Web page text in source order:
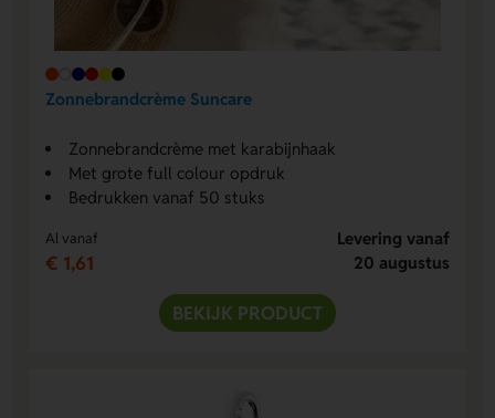
Zonnebrandcrème Suncare
Zonnebrandcrème met karabijnhaak
Met grote full colour opdruk
Bedrukken vanaf 50 stuks
Al vanaf
€ 1,61
Levering vanaf
20 augustus
BEKIJK PRODUCT